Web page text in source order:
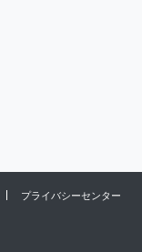
プライバシーセンター